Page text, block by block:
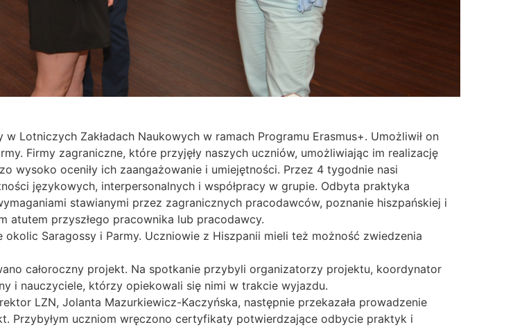
Lotniczych Zakładach Naukowych w ramach Programu Erasmus+. Umożliwił on
Firmy zagraniczne, które przyjęły naszych uczniów, umożliwiając im realizację
wysoko oceniły ich zaangażowanie i umiejętności. Przez 4 tygodnie nasi
językowych, interpersonalnych i współpracy w grupie. Odbyta praktyka
stawianymi przez zagranicznych pracodawców, poznanie hiszpańskiej i
atutem przyszłego pracownika lub pracodawcy.
Saragossy i Parmy. Uczniowie z Hiszpanii mieli też możność zwiedzenia
całoroczny projekt. Na spotkanie przybyli organizatorzy projektu, koordynator
i nauczyciele, którzy opiekowali się nimi w trakcie wyjazdu.
LZN, Jolanta Mazurkiewicz-Kaczyńska, następnie przekazała prowadzenie
Przybyłym uczniom wręczono certyfikaty potwierdzające odbycie praktyk i